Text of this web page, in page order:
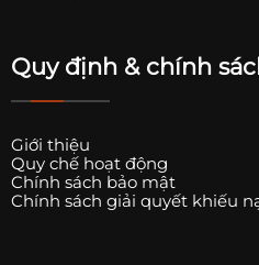
Quy định & chính
Giới thiệu
Quy chế hoạt động
Chính sách bảo mật
Chính sách giải quyết khiếu